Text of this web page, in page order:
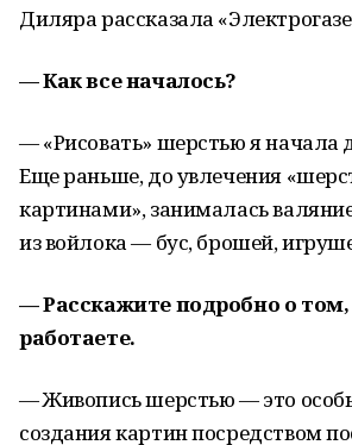
Диляра рассказала
— Как все началось?
— «Рисовать» шерстью я начала
Еще раньше, до увлечения
картинами», занималась
из войлока — бус, брошей,
— Расскажите подробно о
работаете.
— Живопись шерстью — это
создания картин посредством